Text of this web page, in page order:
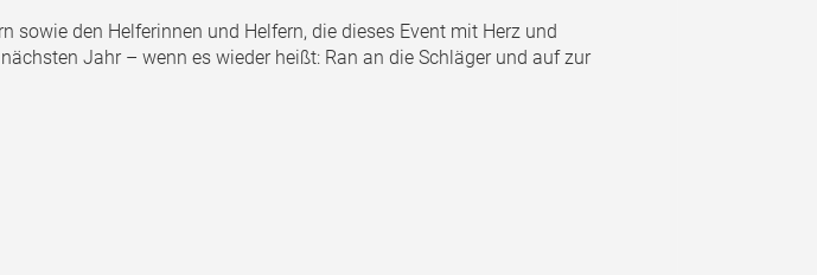
sowie den Helferinnen und Helfern, die dieses Event mit Herz und
Jahr – wenn es wieder heißt: Ran an die Schläger und auf zur